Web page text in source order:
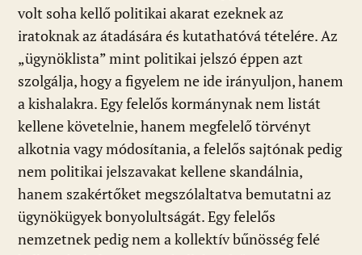
volt soha kellő politikai akarat ezeknek az
iratoknak az átadására és kutathatóvá tételére. Az
„ügynöklista” mint politikai jelszó éppen azt
szolgálja, hogy a figyelem ne ide irányuljon, hanem
a kishalakra. Egy felelős kormánynak nem listát
kellene követelnie, hanem megfelelő törvényt
alkotnia vagy módosítania, a felelős sajtónak pedig
nem politikai jelszavakat kellene skandálnia,
hanem szakértőket megszólaltatva bemutatni az
ügynökügyek bonyolultságát. Egy felelős
nemzetnek pedig nem a kollektív bűnösség felé